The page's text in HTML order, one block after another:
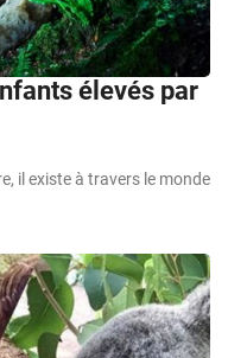
élevés par
il existe à travers le monde